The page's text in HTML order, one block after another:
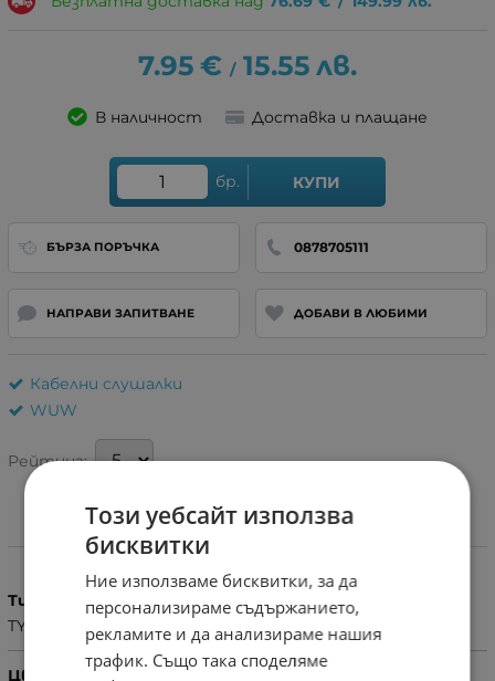
7.95 € / 15.55 лв.
В наличност Доставка и плащане
бр. КУПИ
БЪРЗА ПОРЪЧКА 0878705111
НАПРАВИ ЗАПИТВАНЕ ДОБАВИ В ЛЮБИМИ
Кабелни слушалки
WUW
Рейтинг:
Характеристики
Тип
TYPE - C
Цвят
Този уебсайт използва
бисквитки
Ние използваме бисквитки, за да
персонализираме съдържанието,
рекламите и да анализираме нашия
трафик. Също така споделяме